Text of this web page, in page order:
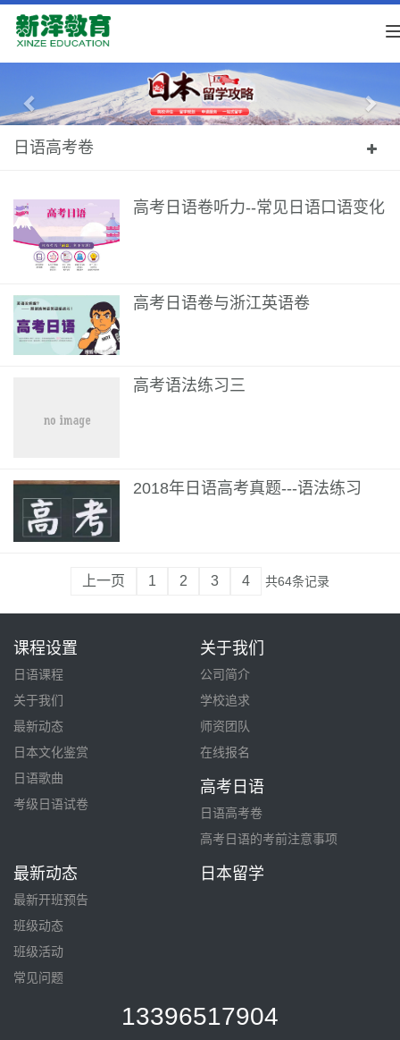
日语高考卷
高考日语卷听力--常见日语口语变化
高考日语卷与浙江英语卷
高考语法练习三
2018年日语高考真题---语法练习
上一页 1 2 3 4 共64条记录
课程设置
日语课程
关于我们
最新动态
日本文化鉴赏
日语歌曲
考级日语试卷
关于我们
公司简介
学校追求
师资团队
在线报名
高考日语
日语高考卷
高考日语的考前注意事项
最新动态
最新开班预告
班级动态
班级活动
常见问题
日本留学
13396517904